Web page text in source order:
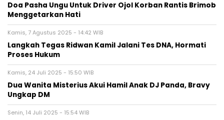
Doa Pasha Ungu Untuk Driver Ojol Korban Rantis Brimob
Menggetarkan Hati
Kamis, 7 Agustus 2025 - 14:42 WIB
Langkah Tegas Ridwan Kamil Jalani Tes DNA, Hormati
Proses Hukum
Kamis, 24 Juli 2025 - 15:50 WIB
Dua Wanita Misterius Akui Hamil Anak DJ Panda, Bravy
Ungkap DM
Senin, 14 Juli 2025 - 15:54 WIB